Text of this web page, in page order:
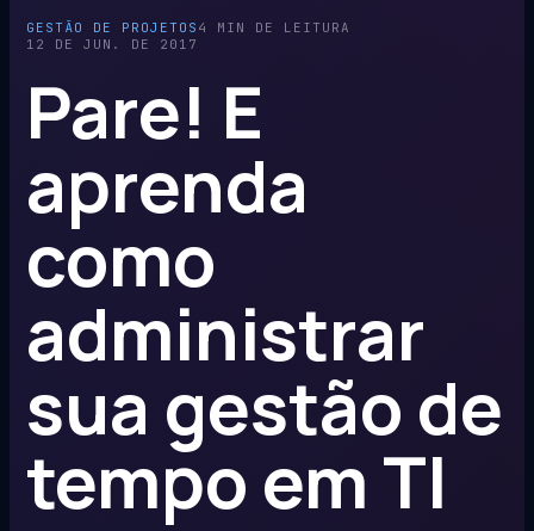
GESTÃO DE PROJETOS 4 MIN DE LEITURA
12 DE JUN. DE 2017
Pare! E
aprenda
como
administrar
sua gestão de
tempo em TI